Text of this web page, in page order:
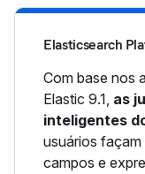
Elasticsearch
Com base nos
Elastic 9.1, as
inteligentes
usuários
campos e